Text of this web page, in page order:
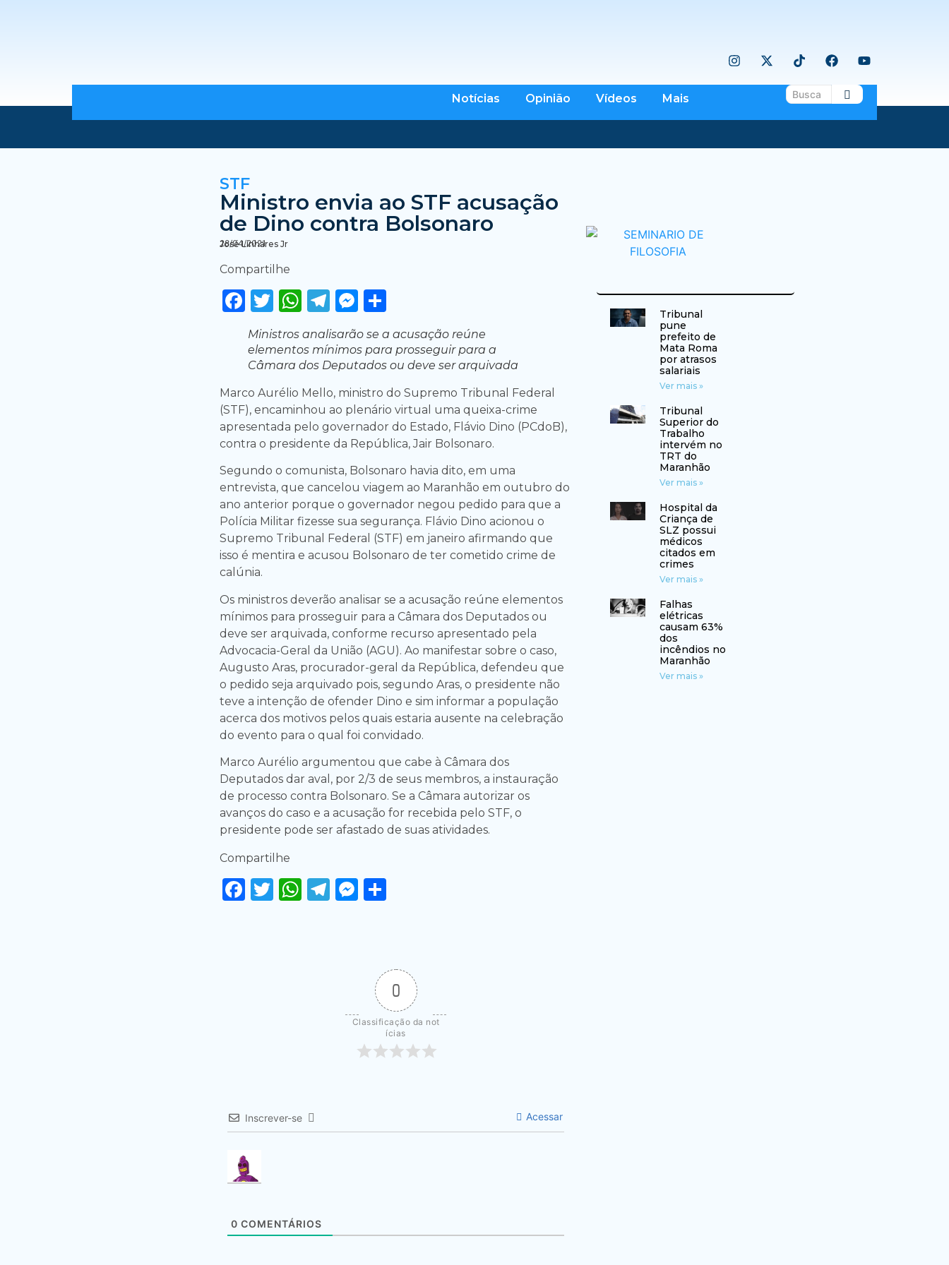
Notícias Opinião Vídeos Mais
STF
Ministro envia ao STF acusação
de Dino contra Bolsonaro
José Linhares Jr
28/04/2021
Compartilhe
Facebook
Twitter
WhatsApp
Telegram
Messenger
Ministros analisarão se a acusação reúne
elementos mínimos para prosseguir para a
Câmara dos Deputados ou deve ser arquivada
Marco Aurélio Mello, ministro do Supremo Tribunal Federal
(STF), encaminhou ao plenário virtual uma queixa-crime
apresentada pelo governador do Estado, Flávio Dino (PCdoB),
contra o presidente da República, Jair Bolsonaro.
Segundo o comunista, Bolsonaro havia dito, em uma
entrevista, que cancelou viagem ao Maranhão em outubro do
ano anterior porque o governador negou pedido para que a
Polícia Militar fizesse sua segurança. Flávio Dino acionou o
Supremo Tribunal Federal (STF) em janeiro afirmando que
isso é mentira e acusou Bolsonaro de ter cometido crime de
calúnia.
Os ministros deverão analisar se a acusação reúne elementos
mínimos para prosseguir para a Câmara dos Deputados ou
deve ser arquivada, conforme recurso apresentado pela
Advocacia-Geral da União (AGU). Ao manifestar sobre o caso,
Augusto Aras, procurador-geral da República, defendeu que
o pedido seja arquivado pois, segundo Aras, o presidente não
teve a intenção de ofender Dino e sim informar a população
acerca dos motivos pelos quais estaria ausente na celebração
do evento para o qual foi convidado.
Marco Aurélio argumentou que cabe à Câmara dos
Deputados dar aval, por 2/3 de seus membros, a instauração
de processo contra Bolsonaro. Se a Câmara autorizar os
avanços do caso e a acusação for recebida pelo STF, o
presidente pode ser afastado de suas atividades.
Compartilhe
Facebook
Twitter
WhatsApp
Telegram
Messenger
0
Classificação da not
ícias
Inscrever-se Acessar
0 COMENTÁRIOS
Tribunal
pune
prefeito de
Mata Roma
por atrasos
salariais
Ver mais »
Tribunal
Superior do
Trabalho
intervém no
TRT do
Maranhão
Ver mais »
Hospital da
Criança de
SLZ possui
médicos
citados em
crimes
Ver mais »
Falhas
elétricas
causam 63%
dos
incêndios no
Maranhão
Ver mais »